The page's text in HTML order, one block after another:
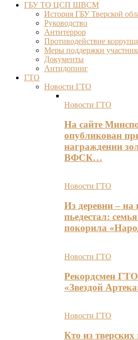
ГБУ ТО ЦСП ШВСМ
История ГБУ Тверской
Руководство
Антитеррор
Противодействие
Меры поддержки
Документы
Антидопинг
ГТО
Новости ГТО
Новости ГТО
На сайте
опубликован
награждении
ВФСК…
Новости ГТО
Из деревни – на
пьедестал:
покорила
Новости ГТО
Рекордсмен ГТО
«Звездой
Новости ГТО
Кто из